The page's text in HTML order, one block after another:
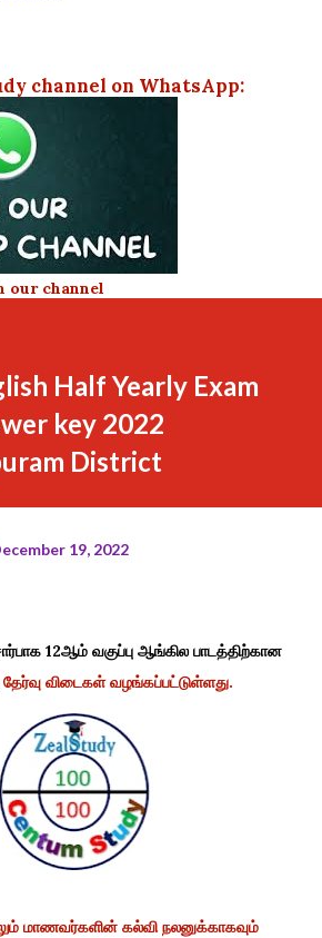
channel on WhatsApp:
our channel
Half Yearly Exam
key 2022
District
19, 2022
12ஆம் வகுப்பு ஆங்கில பாடத்திற்கான
விடைகள் வழங்கப்பட்டுள்ளது.
மாணவர்களின் கல்வி நலனுக்காகவும்